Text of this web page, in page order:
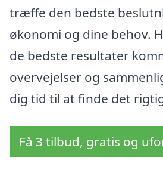
træffe den bedste
økonomi og dine behov.
de bedste resultater
overvejelser og
dig tid til at finde det
Få 3 tilbud, gratis og